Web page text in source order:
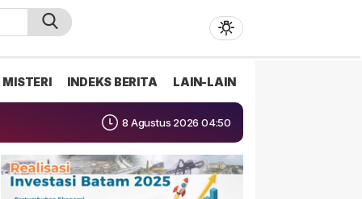
MISTERI INDEKS BERITA LAIN-LAIN
8 Agustus 2026 04:50